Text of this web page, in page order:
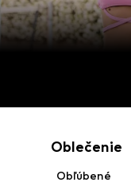
Oblečenie
Obľúbené